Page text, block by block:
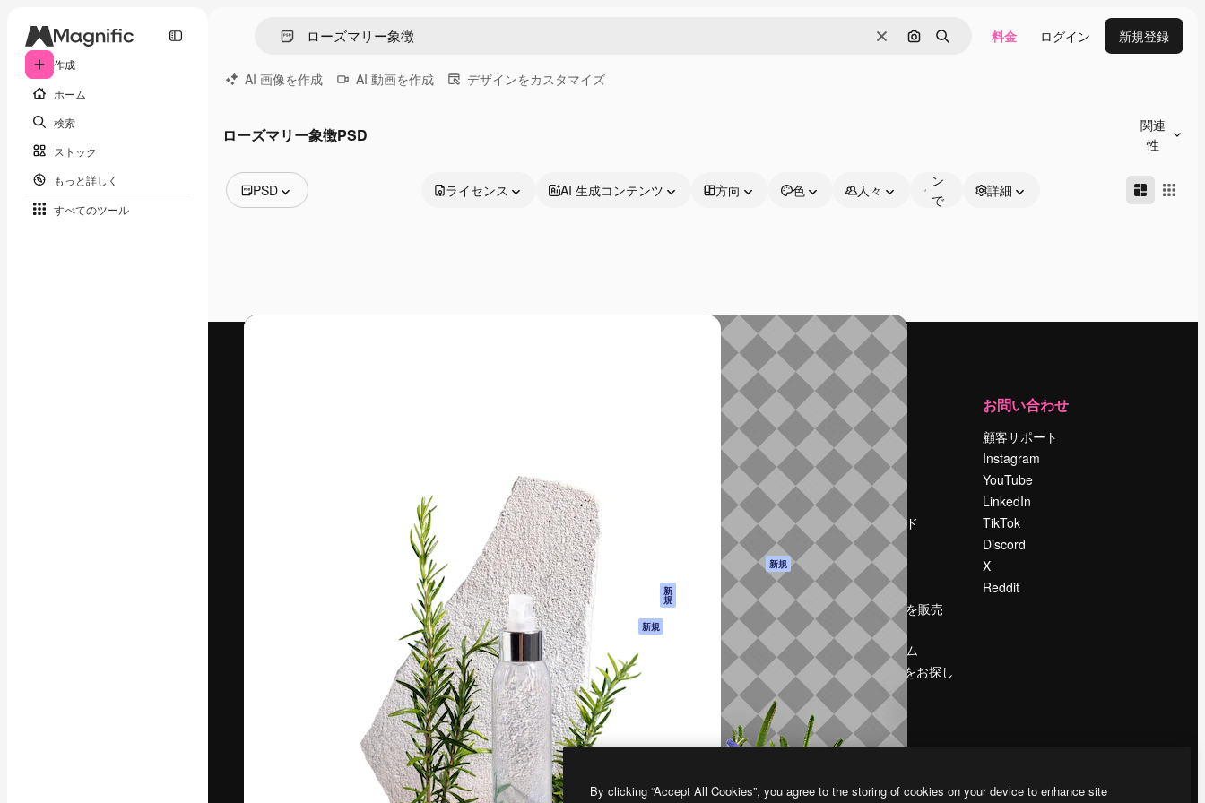
作成
ホーム
検索
ストック
もっと詳しく
すべてのツール
消去 画像で検索
検索 料金 ログイン 新規登録
AI 画像を作成 AI 動画を作成 デザインをカスタマイズ
ローズマリー象徴PSD
関連
性
PSD
動画
ライセンス AI 生成コンテンツ 方向 色 人々
ン
で
詳細
AI 画像生成ツール
AI 動画生成ツール
AI 音声合成ツール
ストックコンテン
ツ
Claude/ChatGPT
向けMCP
新
規
エージェント 新規
API
モバイルアプリ
すべてのMagnificツ
ール
はじめに
Academy
ドキュメント
サポート
利用規約
プライバシーポリ
オリジナル 新規
クッキーポリシー
トラストセンター
アフィリエイト
法人向け
運営
料金
会社概要
Reviews
採用情報
検索トレンド
ブログ
イベント
Slidesgo
コンテンツを販売
する
プレスルーム
magnific.aiをお探し
ですか？
お問い合わせ
顧客サポート
Instagram
YouTube
LinkedIn
TikTok
Discord
X
Reddit
Copyright © 2010-2026Freepik Company S.L.U. 無断複写・転載を禁じます
By clicking “Accept All Cookies”, you agree to the storing of cookies on your device to enhance site